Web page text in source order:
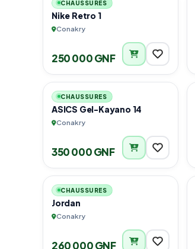
CHAUSSURES
Nike Retro 1
Conakry
250 000 GNF
1
CHAUSSURES
ASICS Gel-Kayano 14
Conakry
350 000 GNF
5
CHAUSSURES
Jordan
Conakry
260 000 GNF